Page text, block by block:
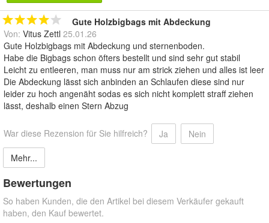
Gute Holzbigbags mit Abdeckung
Von: Vitus Zettl 25.01.26
Gute Holzbigbags mit Abdeckung und sternenboden.
Habe die Bigbags schon öfters bestellt und sind sehr gut stabil
Leicht zu entleeren, man muss nur am strick ziehen und alles ist leer
Die Abdeckung lässt sich anbinden an Schlaufen diese sind nur
leider zu hoch angenäht sodas es sich nicht komplett straff ziehen
lässt, deshalb einen Stern Abzug
War diese Rezension für Sie hilfreich? Ja
Nein
Mehr...
Bewertungen
So haben Kunden, die den Artikel bei diesem Verkäufer gekauft
haben, den Kauf bewertet.